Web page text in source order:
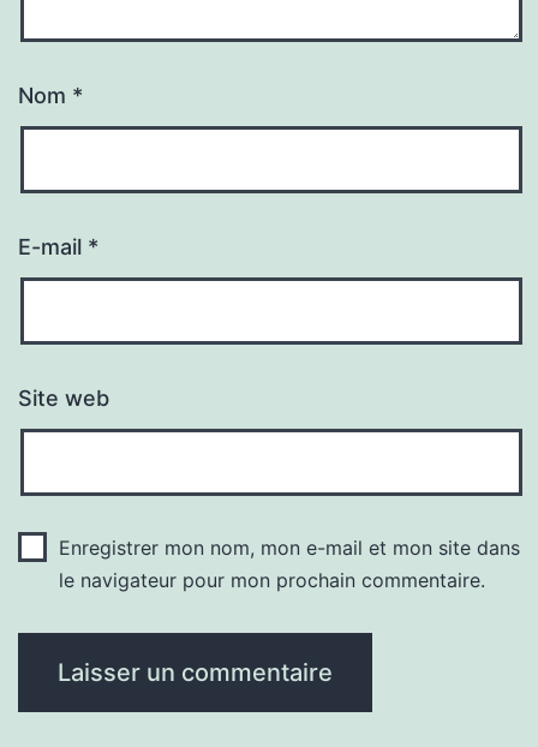
Nom *
E-mail *
Site web
Enregistrer mon nom, mon e-mail et mon site dans
le navigateur pour mon prochain commentaire.